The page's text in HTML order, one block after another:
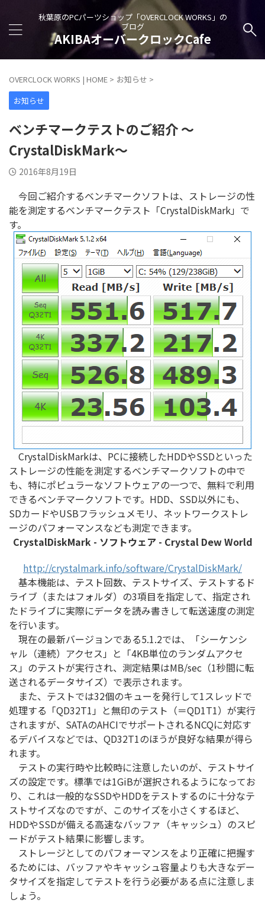
秋葉原のPCパーツショップ「OVERCLOCK WORKS」の
ブログ
AKIBAオーバークロックCafe
OVERCLOCK WORKS | HOME > お知らせ >
お知らせ
ベンチマークテストのご紹介 ～
CrystalDiskMark～
2016年8月19日
今回ご紹介するベンチマークソフトは、ストレージの性
能を測定するベンチマークテスト「CrystalDiskMark」で
す。
CrystalDiskMarkは、PCに接続したHDDやSSDといった
ストレージの性能を測定するベンチマークソフトの中で
も、特にポピュラーなソフトウェアの一つで、無料で利用
できるベンチマークソフトです。HDD、SSD以外にも、
SDカードやUSBフラッシュメモリ、ネットワークストレ
ージのパフォーマンスなども測定できます。
CrystalDiskMark - ソフトウェア - Crystal Dew World
http://crystalmark.info/software/CrystalDiskMark/
基本機能は、テスト回数、テストサイズ、テストするド
ライブ（またはフォルダ）の3項目を指定して、指定され
たドライブに実際にデータを読み書きして転送速度の測定
を行います。
現在の最新バージョンである5.1.2では、「シーケンシ
ャル（連続）アクセス」と「4KB単位のランダムアクセ
ス」のテストが実行され、測定結果はMB/sec（1秒間に転
送されるデータサイズ）で表示されます。
また、テストでは32個のキューを発行して1スレッドで
処理する「QD32T1」と無印のテスト（＝QD1T1）が実行
されますが、SATAのAHCIでサポートされるNCQに対応す
るデバイスなどでは、QD32T1のほうが良好な結果が得ら
れます。
テストの実行時や比較時に注意したいのが、テストサイ
ズの設定です。標準では1GiBが選択されるようになってお
り、これは一般的なSSDやHDDをテストするのに十分なテ
ストサイズなのですが、このサイズを小さくするほど、
HDDやSSDが備える高速なバッファ（キャッシュ）のスピ
ードがテスト結果に影響します。
ストレージとしてのパフォーマンスをより正確に把握す
るためには、バッファやキャッシュ容量よりも大きなデー
タサイズを指定してテストを行う必要がある点に注意しま
しょう。